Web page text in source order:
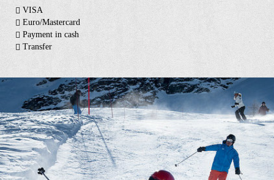
VISA
Euro/Mastercard
Payment in cash
Transfer